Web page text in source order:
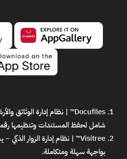
Docufiles™ | نظام إدارة الوثائق والأرشفة الإلكترونية المتكامل
شامل لحفظ المستندات وتنظيمها
Visitree™ | نظام إدارة الزوار الذكي
–
بواجهة سهلة ومتكاملة.